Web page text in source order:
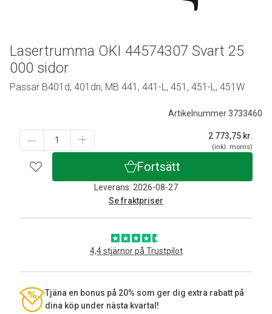
Artikelnummer 3733460
2 773,75 kr.
(inkl. moms)
Fortsätt
Leverans: 2026-08-27
Se fraktpriser
4,4 stjärnor på Trustpilot
Tjäna en bonus på 20% som ger dig extra rabatt på
dina köp under nästa kvartal!
Lasertrumma OKI 44574307 Svart 25
000 sidor
Passar B401d, 401dn; MB 441, 441-L, 451, 451-L, 451W